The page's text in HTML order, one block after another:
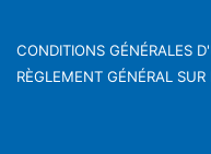
CONDITIONS GÉNÉRALES
RÈGLEMENT GÉNÉRAL